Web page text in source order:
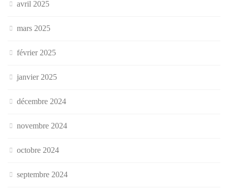
avril 2025
mars 2025
février 2025
janvier 2025
décembre 2024
novembre 2024
octobre 2024
septembre 2024